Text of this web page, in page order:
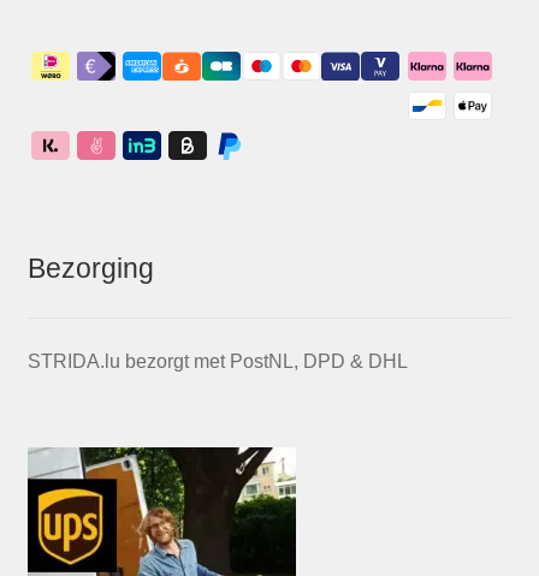
Bezorging
STRIDA.lu bezorgt met PostNL, DPD & DHL